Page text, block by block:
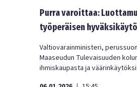
Purra varoittaa:
työperäisen
Valtiovarainministeri,
Maaseudun Tulevaisuuden
ihmiskaupasta ja